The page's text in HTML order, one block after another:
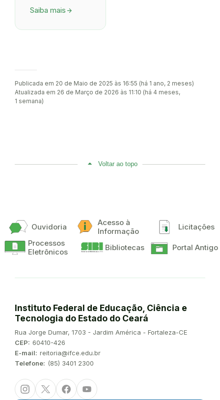
Saiba mais arrow_forward
Publicada em 20 de Maio de 2025 às 16:55 (há 1 ano, 2 meses)
Atualizada em 26 de Março de 2026 às 11:10 (há 4 meses,
1 semana)
Voltar ao topo
Ouvidoria
Acesso à
Informação
Licitações
Processos
Eletrônicos
Bibliotecas Portal Antigo
Instituto Federal de Educação, Ciência e
Tecnologia do Estado do Ceará
Endereço:
Rua Jorge Dumar, 1703 - Jardim América - Fortaleza-CE
CEP: 60410-426
E-mail: reitoria@ifce.edu.br
Telefone: (85) 3401 2300
InstagramTwitter/XFacebookYoutube